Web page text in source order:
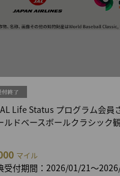
Life Status プログラム会員
ルドベースボールクラシック
マイル
受付期間：2026/01/21～